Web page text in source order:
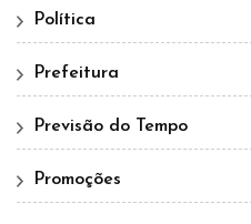
Política
Prefeitura
Previsão do Tempo
Promoções